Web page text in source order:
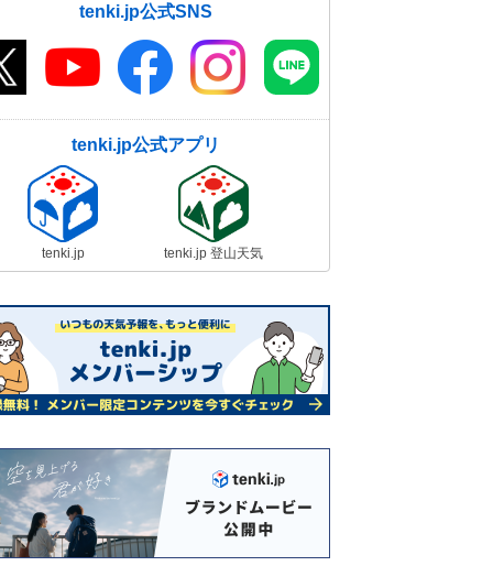
tenki.jp公式SNS
tenki.jp公式アプリ
tenki.jp tenki.jp 登山天気